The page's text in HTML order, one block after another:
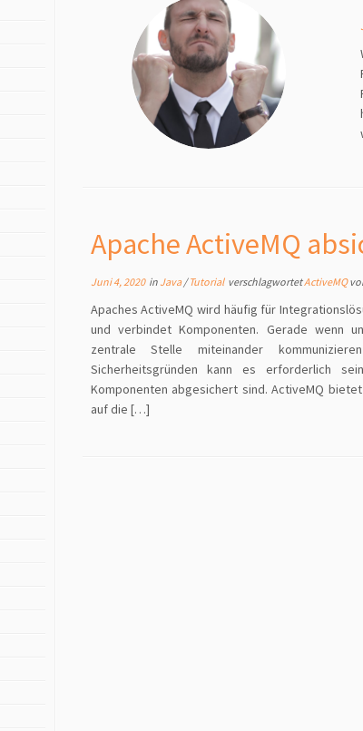
Apache ActiveMQ
Juni 4, 2020in Java/Tutorial verschlagwortetActiveMQ
Apaches ActiveMQ wird häufig für
und verbindet Komponenten. Gerade wenn
zentrale Stelle miteinander
Sicherheitsgründen kann es erforderlich
Komponenten abgesichert sind. ActiveMQ
auf die […]